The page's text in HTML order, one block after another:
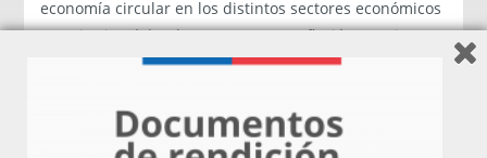
economía circular en los distintos sectores económicos
y territorios del país para generar reflexión y acciones
conjuntas por parte de las empresas y los
negocio. Queremos impulsar un modelo de desarrollo
sostenible para Chile, tan necesario para abordar las